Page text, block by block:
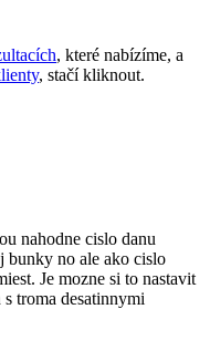
, které nabízíme, a
, stačí kliknout.
nahodne cislo danu
bunky no ale ako cislo
Je mozne si to nastavit
troma desatinnymi